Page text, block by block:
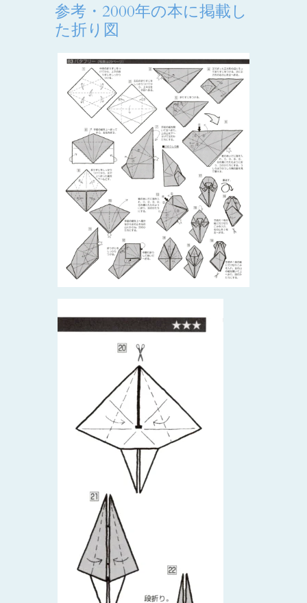
参考・2000年の本に掲載し
た折り図